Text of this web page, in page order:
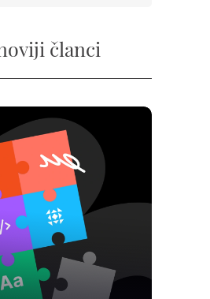
članci